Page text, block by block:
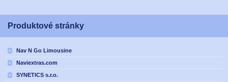
Produktové stránky
Nav N Go Limousine
Naviextras.com
SYNETICS s.r.o.